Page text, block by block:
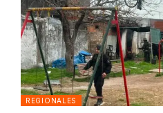
REGIONALES